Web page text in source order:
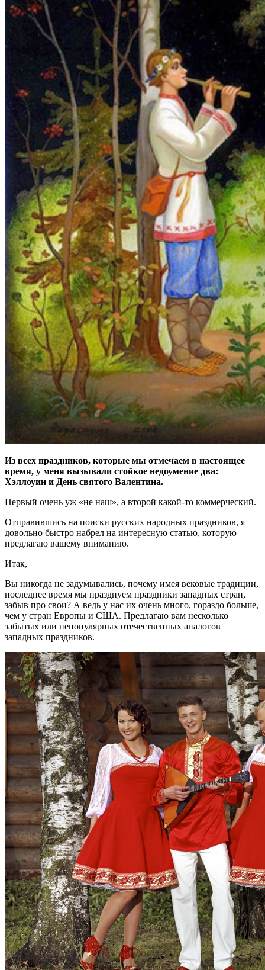
Из всех праздников, которые мы отмечаем в настоящее
время, у меня вызывали стойкое недоумение два:
Хэллоуин и День святого Валентина.
Первый очень уж «не наш», а второй какой-то коммерческий.
Отправившись на поиски русских народных праздников, я
довольно быстро набрел на интересную статью, которую
предлагаю вашему вниманию.
Итак,
Вы никогда не задумывались, почему имея вековые традиции,
последнее время мы празднуем праздники западных стран,
забыв про свои? А ведь у нас их очень много, гораздо больше,
чем у стран Европы и США. Предлагаю вам несколько
забытых или непопулярных отечественных аналогов
западных праздников.